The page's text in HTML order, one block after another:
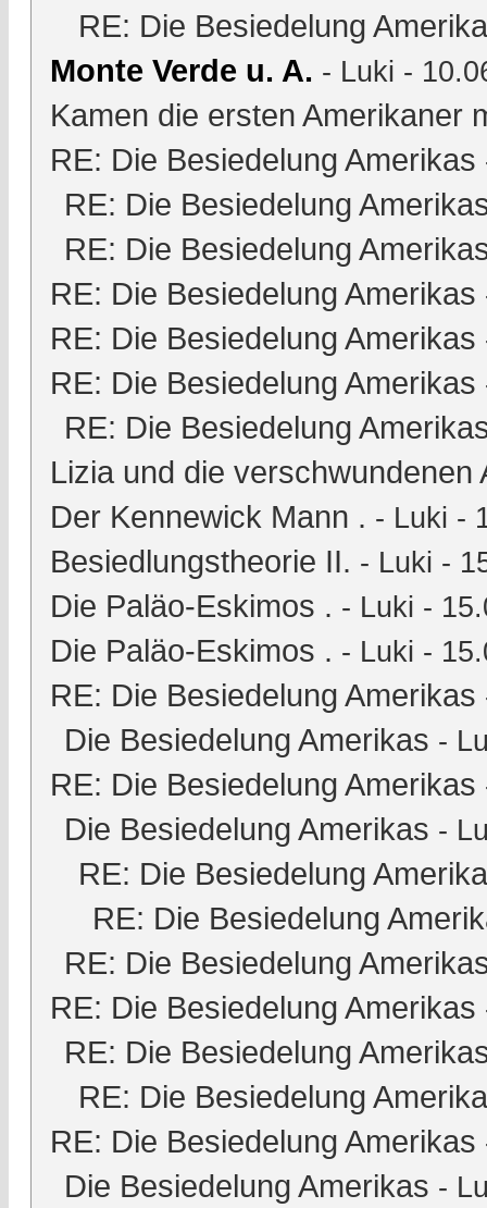
RE: Die Besiedelung
Monte Verde u. A. - Luki -
Kamen die ersten Amerikaner
RE: Die Besiedelung Amerikas
RE: Die Besiedelung
RE: Die Besiedelung
RE: Die Besiedelung Amerikas
RE: Die Besiedelung Amerikas
RE: Die Besiedelung Amerikas
RE: Die Besiedelung
Lizia und die verschwundenen
Der Kennewick Mann . - Luki -
Besiedlungstheorie II. - Luki -
Die Paläo-Eskimos . - Luki -
Die Paläo-Eskimos . - Luki -
RE: Die Besiedelung Amerikas
Die Besiedelung Amerikas -
RE: Die Besiedelung Amerikas
Die Besiedelung Amerikas -
RE: Die Besiedelung
RE: Die Besiedelung
RE: Die Besiedelung
RE: Die Besiedelung Amerikas
RE: Die Besiedelung
RE: Die Besiedelung
RE: Die Besiedelung Amerikas
Die Besiedelung Amerikas -